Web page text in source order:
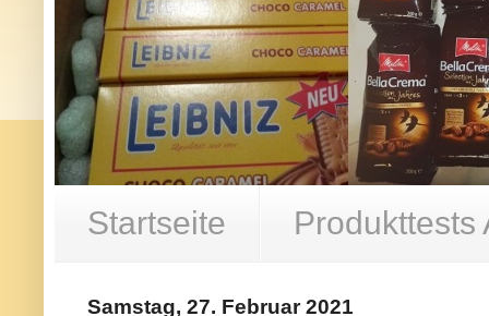
Startseite Produkttests
Samstag, 27. Februar 2021